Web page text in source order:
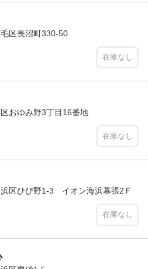
区長沼町330-50
在庫なし
おゆみ野3丁目16番地
在庫なし
区ひび野1-3 イオン海浜幕張2Ｆ
在庫なし